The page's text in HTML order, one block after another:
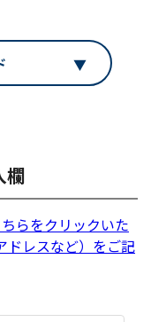
欄
らをクリックいた
ドレスなど）をご記